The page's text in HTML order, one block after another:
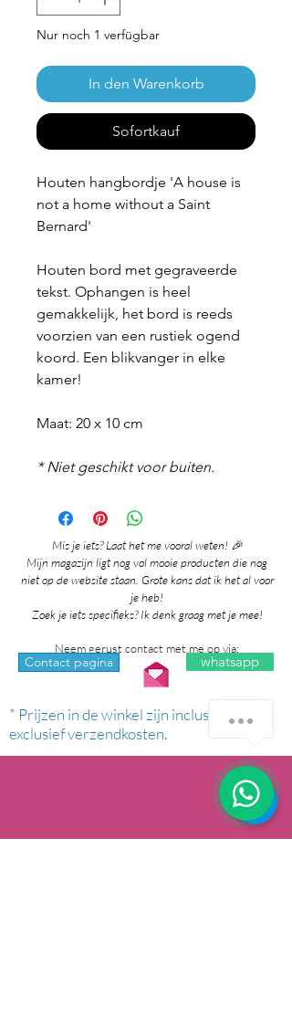
Nur noch 1 verfügbar
In den Warenkorb
Sofortkauf
Houten hangbordje 'A house is
not a home without a Saint
Bernard'
Houten bord met gegraveerde
tekst. Ophangen is heel
gemakkelijk, het bord is reeds
voorzien van een rustiek ogend
koord. Een blikvanger in elke
kamer!
Maat: 20 x 10 cm
* Niet geschikt voor buiten.
Mis je iets? Laat het me vooral weten! 🎉
Mijn magazijn ligt nog vol mooie producten die nog
niet op de website staan. Grote kans dat ik het al voor
je heb!
Zoek je iets specifieks? Ik denk graag met je mee!
Neem gerust contact met me op via:
Contact pagina whatsapp
* Prijzen in de winkel zijn inclusief btw en
exclusief verzendkosten.